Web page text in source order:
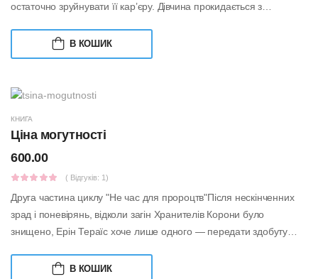
остаточно зруйнувати її кар’єру. Дівчина прокидається з
В КОШИК
КНИГА
Ціна могутності
600.00
( Відгуків: 1)
Друга частина циклу "Не час для пророцтв"Після нескінченних
зрад і поневірянь, відколи загін Хранителів Корони було
знищено, Ерін Тераїс хоче лише одного — передати здобуту
В КОШИК